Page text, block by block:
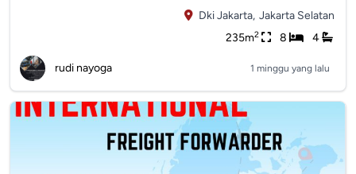
Dki Jakarta, Jakarta Selatan
235m2 8 4
rudi nayoga 1 minggu yang lalu